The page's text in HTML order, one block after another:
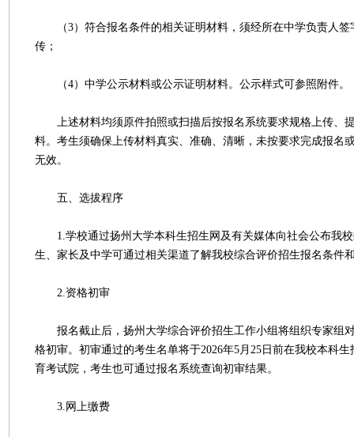
（3）符合报名条件的相关证明材料，须经所在中学负责人签
传；
（4）中学公示材料或公示证明材料。公示样式可参照附件。
上述材料均须原件拍照或扫描后按报名系统要求规格上传、
料。考生须确保上传材料真实、准确、清晰，未按要求完成报名
无效。
五、选拔程序
1.学校通过扬州大学本科生招生网及有关媒体向社会公布我校
生、家长及中学可通过相关渠道了解我校综合评价招生报名条件
2.资格初审
报名截止后，扬州大学综合评价招生工作小组将组织专家组
格初审。初审通过的考生名单将于2026年5月25日前在我校本科
育考试院，考生也可通过报名系统查询初审结果。
3.网上缴费